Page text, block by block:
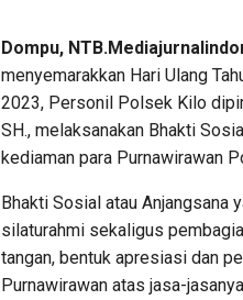
Dompu,
menyemarakkan Hari Ulang
2023, Personil Polsek Kilo
SH., melaksanakan Bhakti
kediaman para Purnawirawan
Bhakti Sosial atau Anjangsana
silaturahmi sekaligus
tangan, bentuk apresiasi dan
Purnawirawan atas jasa-